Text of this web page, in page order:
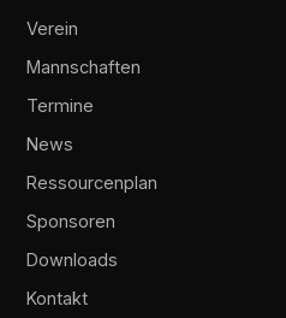
Verein
Mannschaften
Termine
News
Ressourcenplan
Sponsoren
Downloads
Kontakt